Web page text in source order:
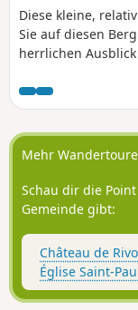
Diese kleine,
Sie auf diesen
herrlichen
Belledonne-Massiv
Mehr
Schau dir die
Gemeinde gibt:
Château de
Église Saint-